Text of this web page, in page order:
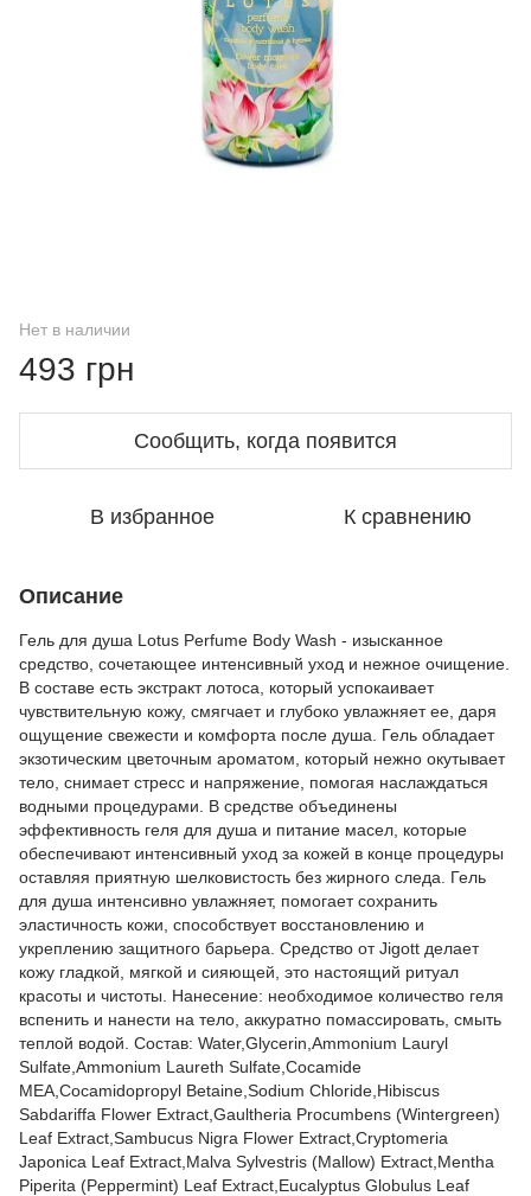
Нет в наличии
493 грн
Сообщить, когда появится
В избранное К сравнению
Описание
Гель для душа Lotus Perfume Body Wash - изысканное
средство, сочетающее интенсивный уход и нежное очищение.
В составе есть экстракт лотоса, который успокаивает
чувствительную кожу, смягчает и глубоко увлажняет ее, даря
ощущение свежести и комфорта после душа. Гель обладает
экзотическим цветочным ароматом, который нежно окутывает
тело, снимает стресс и напряжение, помогая наслаждаться
водными процедурами. В средстве объединены
эффективность геля для душа и питание масел, которые
обеспечивают интенсивный уход за кожей в конце процедуры
оставляя приятную шелковистость без жирного следа. Гель
для душа интенсивно увлажняет, помогает сохранить
эластичность кожи, способствует восстановлению и
укреплению защитного барьера. Средство от Jigott делает
кожу гладкой, мягкой и сияющей, это настоящий ритуал
красоты и чистоты. Нанесение: необходимое количество геля
вспенить и нанести на тело, аккуратно помассировать, смыть
теплой водой. Состав: Water,Glycerin,Ammonium Lauryl
Sulfate,Ammonium Laureth Sulfate,Cocamide
MEA,Cocamidopropyl Betaine,Sodium Chloride,Hibiscus
Sabdariffa Flower Extract,Gaultheria Procumbens (Wintergreen)
Leaf Extract,Sambucus Nigra Flower Extract,Cryptomeria
Japonica Leaf Extract,Malva Sylvestris (Mallow) Extract,Mentha
Piperita (Peppermint) Leaf Extract,Eucalyptus Globulus Leaf